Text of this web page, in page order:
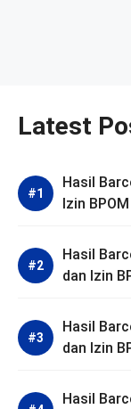
Latest
Hasil
Izin BPOM
Hasil
dan Izin
Hasil
dan Izin
Hasil